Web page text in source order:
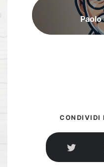
Paolo
CONDIVIDI